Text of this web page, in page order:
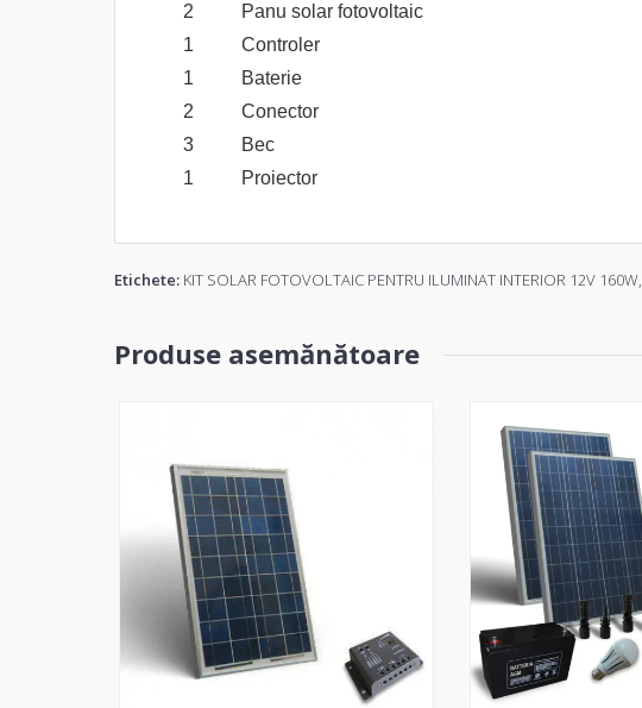
2 Panu solar fotovoltaic
1
Controler
1
Baterie
2
Conector
3
Bec
1
Proiector
Etichete: KIT SOLAR FOTOVOLTAIC PENTRU ILUMINAT INTERIOR 12V 160W,
Produse asemănătoare